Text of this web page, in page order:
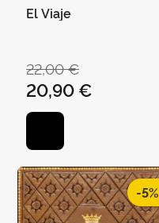
El Viaje
22,00 €
20,90 €
-5%